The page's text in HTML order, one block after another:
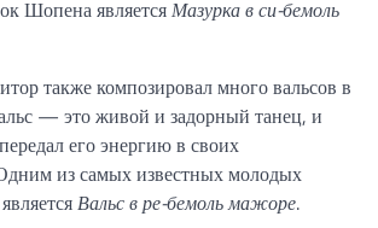
Шопена являетсяМазурка в си-бемоль
также композировал много вальсов в
— это живой и задорный танец, и
его энергию в своих
из самых известных молодых
Вальс в ре-бемоль мажоре.